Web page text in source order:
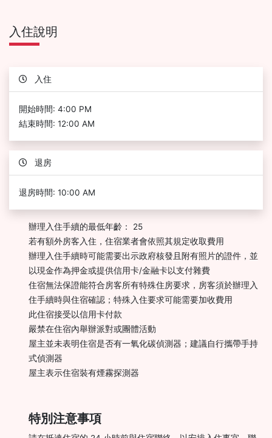
入住說明
入住
開始時間: 4:00 PM
結束時間: 12:00 AM
退房
退房時間: 10:00 AM
辦理入住手續的最低年齡： 25
若有額外房客入住，住宿業者會依照其規定收取費用
辦理入住手續時可能需要出示政府核發且附有照片的證件，並
以現金作為押金或提供信用卡/金融卡以支付雜費
住宿無法保證能符合房客所有特殊住房要求，房客須於辦理入
住手續時與住宿確認；特殊入住要求可能需要加收費用
此住宿接受以信用卡付款
嚴禁在住宿內舉辦派對或團體活動
屋主並未表明住宿是否有一氧化碳偵測器；建議自行攜帶手持
式偵測器
屋主表示住宿裝有煙霧探測器
特別注意事項